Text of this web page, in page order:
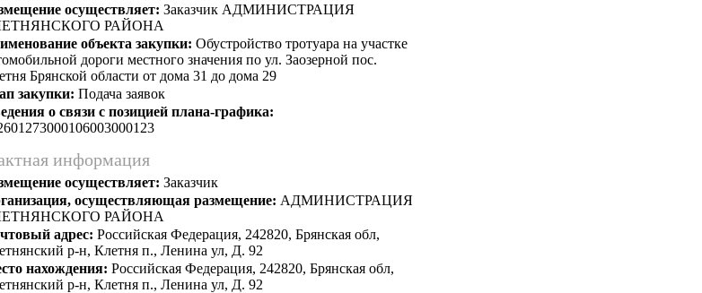
осуществляет: Заказчик АДМИНИСТРАЦИЯ
РАЙОНА
объекта закупки: Обустройство тротуара на участке
дороги местного значения по ул. Заозерной пос.
Брянской области от дома 31 до дома 29
закупки: Подача заявок
о связи с позицией плана-графика:
информация
осуществляет: Заказчик
осуществляющая размещение: АДМИНИСТРАЦИЯ
РАЙОНА
адрес: Российская Федерация, 242820, Брянская обл,
р-н, Клетня п., Ленина ул, Д. 92
нахождения: Российская Федерация, 242820, Брянская обл,
р-н, Клетня п., Ленина ул, Д. 92